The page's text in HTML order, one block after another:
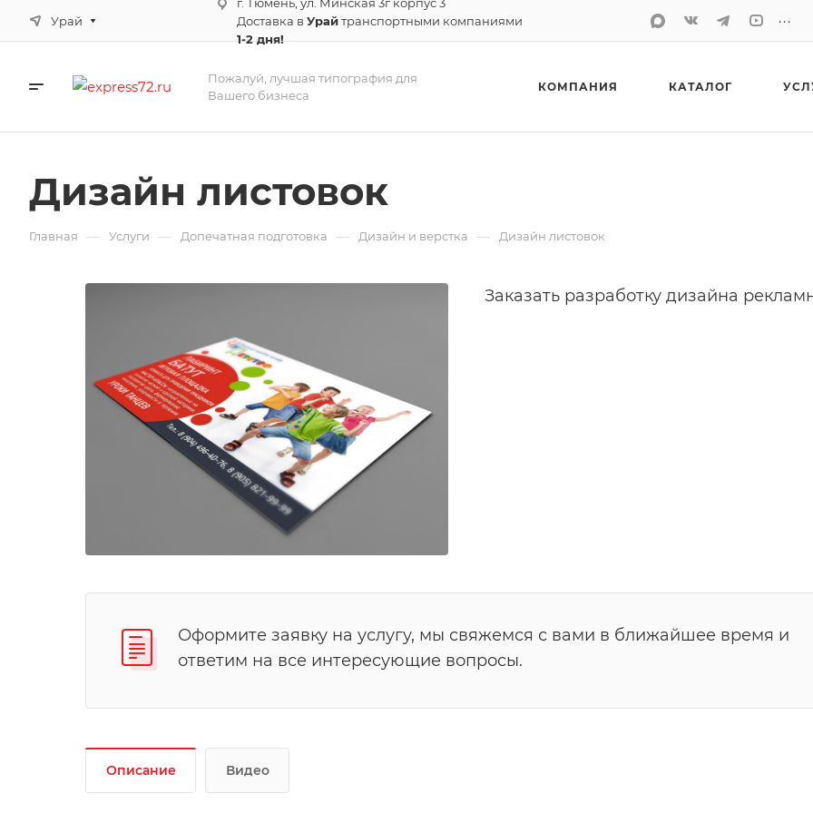
Урай
Доставка вУрайтранспортными компаниями
1-2 дня!
...
Пожалуй, лучшая типография для
Вашего бизнеса
КОМПАНИЯ КАТАЛОГ
Дизайн листовок
Главная — Услуги — Допечатная подготовка — Дизайн и верстка — Дизайн листовок
Заказать разработку дизайна
Оформите заявку на услугу, мы свяжемся с вами в ближайшее время и
ответим на все интересующие вопросы.
Описание Видео